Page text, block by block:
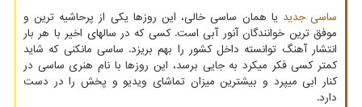
ساسی جدید یا همان ساسی خالی، این روزها یکی از پرحاشیه ترین و
موفق ترین خوانندگان آنور آبی است. کسی که در سالهای اخیر با هر بار
انتشار آهنگ توانسته داخل کشور را بهم بریزد. ساسی مانکنی که شاید
کمتر کسی فکر میکرد به جایی برسد، این روزها با نام هنری ساسی در
کنار ابی میپرد و بیشترین میزان تماشای ویدیو و پخش را در دست
دارد.